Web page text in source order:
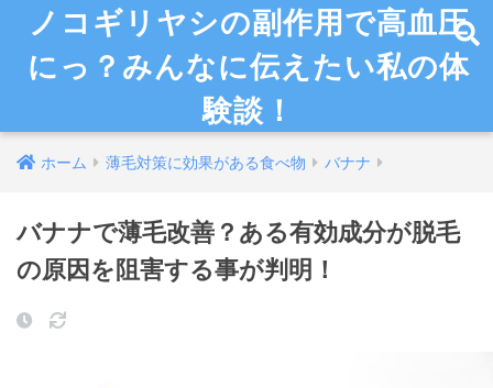
ノコギリヤシの副作用で高血圧
にっ？みんなに伝えたい私の体
験談！
ホーム 薄毛対策に効果がある食べ物 バナナ
バナナで薄毛改善？ある有効成分が脱毛
の原因を阻害する事が判明！